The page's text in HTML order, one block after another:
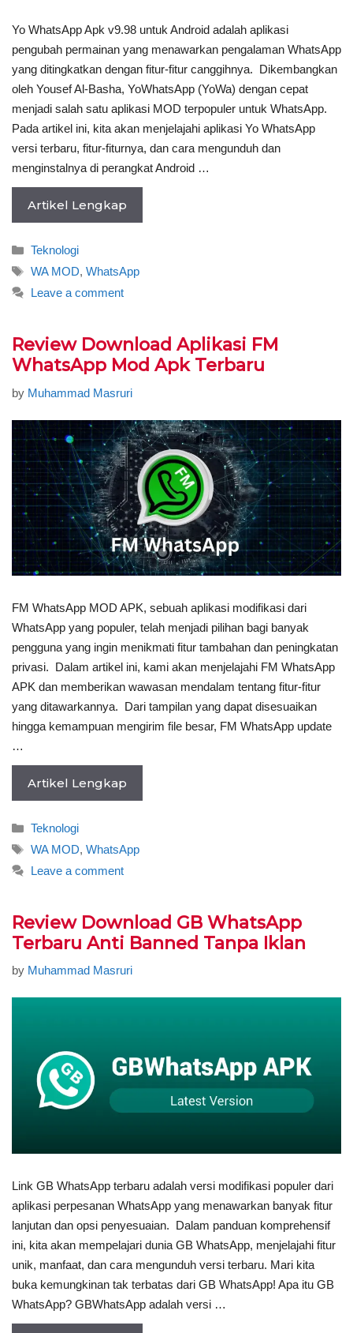
Yo WhatsApp Apk v9.98 untuk Android adalah aplikasi
pengubah permainan yang menawarkan pengalaman WhatsApp
yang ditingkatkan dengan fitur-fitur canggihnya. Dikembangkan
oleh Yousef Al-Basha, YoWhatsApp (YoWa) dengan cepat
menjadi salah satu aplikasi MOD terpopuler untuk WhatsApp.
Pada artikel ini, kita akan menjelajahi aplikasi Yo WhatsApp
versi terbaru, fitur-fiturnya, dan cara mengunduh dan
menginstalnya di perangkat Android …
Artikel Lengkap
Categories
Teknologi
Tags
WA MOD, WhatsApp
Leave a comment
Review Download Aplikasi FM
WhatsApp Mod Apk Terbaru
by Muhammad Masruri
FM WhatsApp MOD APK, sebuah aplikasi modifikasi dari
WhatsApp yang populer, telah menjadi pilihan bagi banyak
pengguna yang ingin menikmati fitur tambahan dan peningkatan
privasi. Dalam artikel ini, kami akan menjelajahi FM WhatsApp
APK dan memberikan wawasan mendalam tentang fitur-fitur
yang ditawarkannya. Dari tampilan yang dapat disesuaikan
hingga kemampuan mengirim file besar, FM WhatsApp update
…
Artikel Lengkap
Categories
Teknologi
Tags
WA MOD, WhatsApp
Leave a comment
Review Download GB WhatsApp
Terbaru Anti Banned Tanpa Iklan
by Muhammad Masruri
Link GB WhatsApp terbaru adalah versi modifikasi populer dari
aplikasi perpesanan WhatsApp yang menawarkan banyak fitur
lanjutan dan opsi penyesuaian. Dalam panduan komprehensif
ini, kita akan mempelajari dunia GB WhatsApp, menjelajahi fitur
unik, manfaat, dan cara mengunduh versi terbaru. Mari kita
buka kemungkinan tak terbatas dari GB WhatsApp! Apa itu GB
WhatsApp? GBWhatsApp adalah versi …